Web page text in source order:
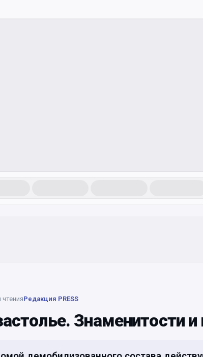
чтенияРедакция PRESS
Знаменитости